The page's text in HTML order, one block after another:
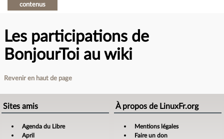
contenus
Les participations de
BonjourToi au wiki
Revenir en haut de page
Sites amis
Agenda du Libre
April
À propos de LinuxFr.org
Mentions légales
Faire un don